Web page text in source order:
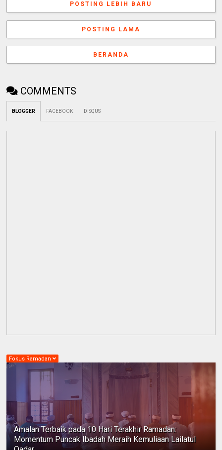
POSTING LEBIH BARU
POSTING LAMA
BERANDA
COMMENTS
BLOGGER FACEBOOK DISQUS
Fokus Ramadan
Amalan Terbaik pada 10 Hari Terakhir Ramadan:
Momentum Puncak Ibadah Meraih Kemuliaan Lailatul